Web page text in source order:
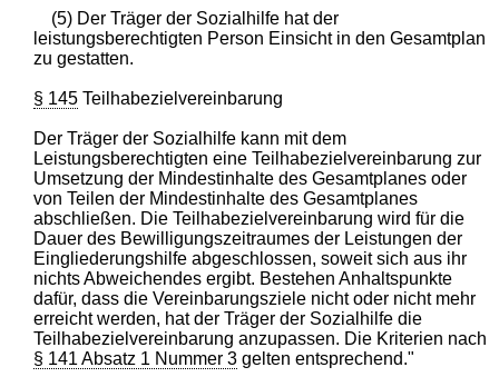
(5) Der Träger der Sozialhilfe hat der
leistungsberechtigten Person Einsicht in den Gesamtplan
zu gestatten.
§ 145 Teilhabezielvereinbarung
Der Träger der Sozialhilfe kann mit dem
Leistungsberechtigten eine Teilhabezielvereinbarung zur
Umsetzung der Mindestinhalte des Gesamtplanes oder
von Teilen der Mindestinhalte des Gesamtplanes
abschließen. Die Teilhabezielvereinbarung wird für die
Dauer des Bewilligungszeitraumes der Leistungen der
Eingliederungshilfe abgeschlossen, soweit sich aus ihr
nichts Abweichendes ergibt. Bestehen Anhaltspunkte
dafür, dass die Vereinbarungsziele nicht oder nicht mehr
erreicht werden, hat der Träger der Sozialhilfe die
Teilhabezielvereinbarung anzupassen. Die Kriterien nach
§ 141 Absatz 1 Nummer 3 gelten entsprechend."